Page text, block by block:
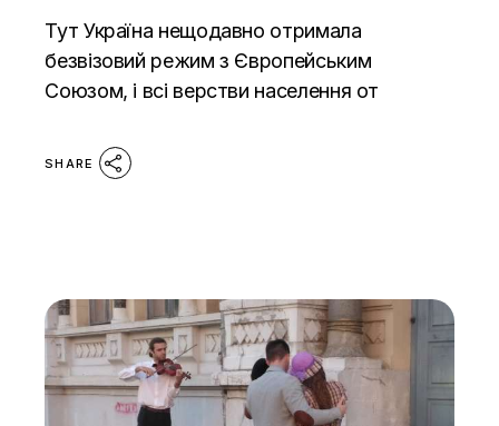
Тут Україна нещодавно отримала
безвізовий режим з Європейським
Союзом, і всі верстви населення от
SHARE